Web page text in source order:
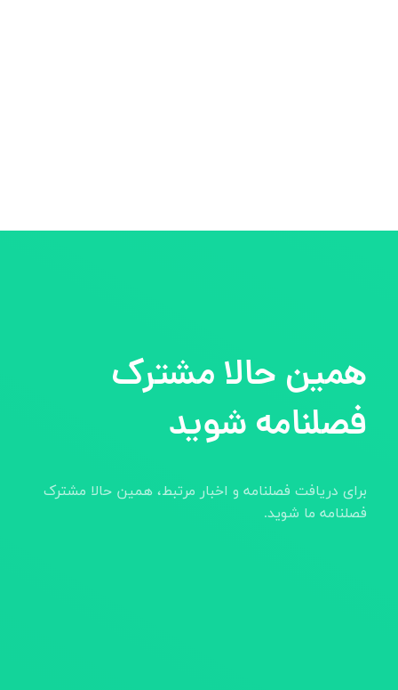
همین حالا مشترک
فصلنامه شوید
برای دریافت فصلنامه و اخبار مرتبط، همین حالا مشترک
فصلنامه ما شوید.